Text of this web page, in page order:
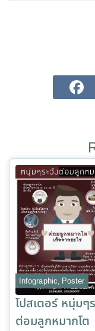
Infographic, Poster
โปสเตอร์ หนุ่มๆ
ต่อมลูกหมากโต